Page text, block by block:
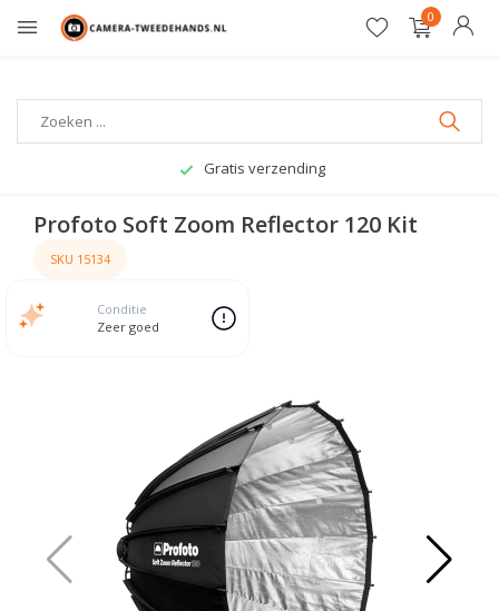
0
Gratis verzending
Profoto Soft Zoom Reflector 120 Kit
SKU 15134
Conditie
Zeer goed